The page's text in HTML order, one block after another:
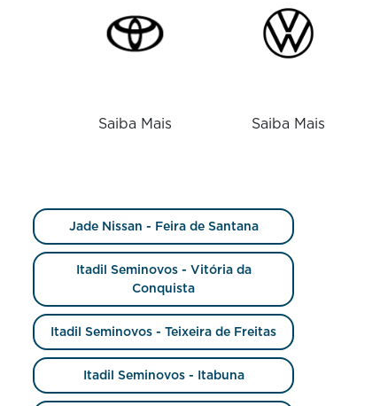
Saiba Mais Saiba Mais
Jade Nissan - Feira de Santana
Itadil Seminovos - Vitória da
Conquista
Itadil Seminovos - Teixeira de Freitas
Itadil Seminovos - Itabuna